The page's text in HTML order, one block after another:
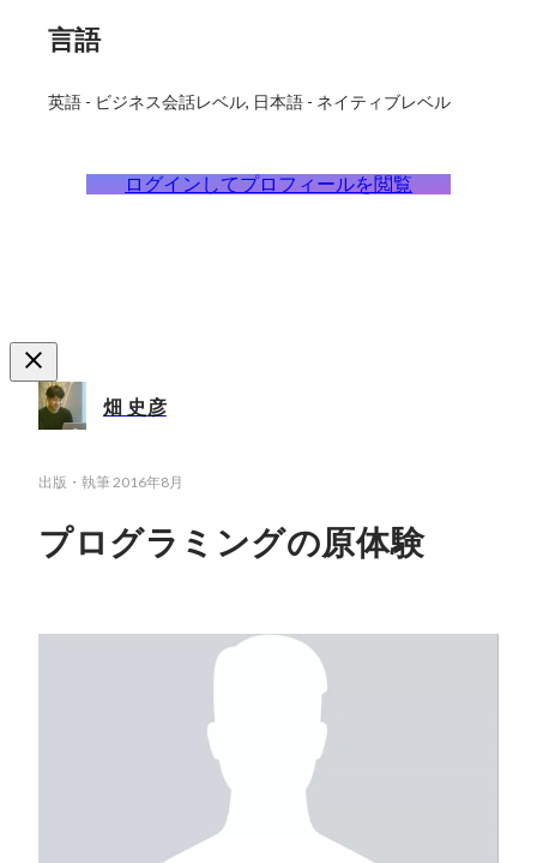
言語
英語 - ビジネス会話レベル 日本語 - ネイティブレベル
ログインしてプロフィールを閲覧
畑 史彦
出版・執筆 2016年8月
プログラミングの原体験